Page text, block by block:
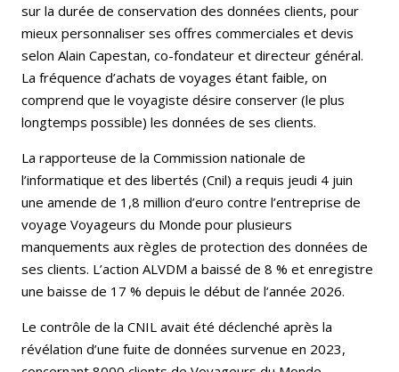
sur la durée de conservation des données clients, pour
mieux personnaliser ses offres commerciales et devis
selon Alain Capestan, co-fondateur et directeur général.
La fréquence d’achats de voyages étant faible, on
comprend que le voyagiste désire conserver (le plus
longtemps possible) les données de ses clients.
La rapporteuse de la Commission nationale de
l’informatique et des libertés (Cnil) a requis jeudi 4 juin
une amende de 1,8 million d’euro contre l’entreprise de
voyage Voyageurs du Monde pour plusieurs
manquements aux règles de protection des données de
ses clients. L’action ALVDM a baissé de 8 % et enregistre
une baisse de 17 % depuis le début de l’année 2026.
Le contrôle de la CNIL avait été déclenché après la
révélation d’une fuite de données survenue en 2023,